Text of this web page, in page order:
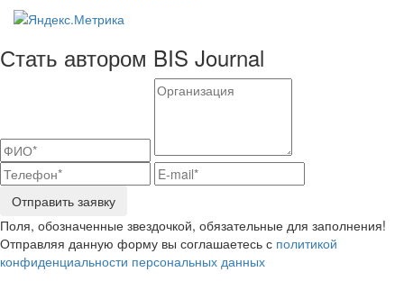
Стать автором BIS Journal
Отправить заявку
Поля, обозначенные звездочкой, обязательные для заполнения!
Отправляя данную форму вы соглашаетесь с политикой
конфиденциальности персональных данных